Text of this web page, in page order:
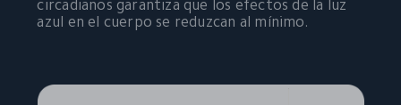
circadianos garantiza que los efectos de la luz
azul en el cuerpo se reduzcan al mínimo.